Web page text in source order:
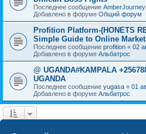
Последнее сообщение AmberJourney
Добавлено в форуме Общий форум
Profition Platform-(HONETS
Simple Guide to Online
Последнее сообщение profition « 02
Добавлено в форуме Альбатрос
@ UGANDA#KAMPALA
UGANDA
Последнее сообщение yugasa « 01
Добавлено в форуме Альбатрос